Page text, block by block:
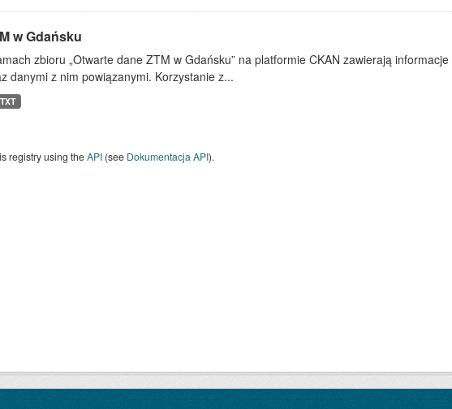
w Gdańsku
zbioru „Otwarte dane ZTM w Gdańsku” na platformie CKAN zawierają
danymi z nim powiązanymi. Korzystanie z...
TXT
registry using theAPI(see Dokumentacja API).